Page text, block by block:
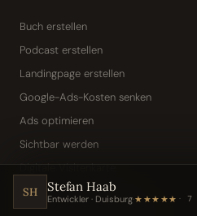
Buch erstellen
Podcast erstellen
Landingpage erstellen
Google-Ads-Kosten senken
Ads optimieren
Sichtbar werden
Digitale Visitenkarte
KI-Assistent (Toni · Jarvis)
SH Stefan Haab
Entwickler · Duisburg·★★★★★ 7